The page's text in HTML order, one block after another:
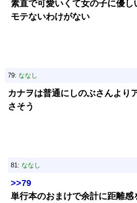
素直で可愛いくて女の子に優し
モテないわけがない
79: ななし
カナヲは普通にしのぶさんより
さそう
81: ななし
>>79
単行本のおまけで余計に距離感